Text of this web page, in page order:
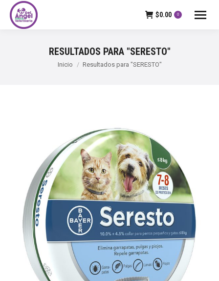
$0.00 0
RESULTADOS PARA "SERESTO"
Estás aquí:
Inicio Resultados para "SERESTO"